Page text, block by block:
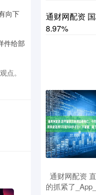
向下
件给部
点。
通财网配资
8.97%
通财网配资
的抓紧了